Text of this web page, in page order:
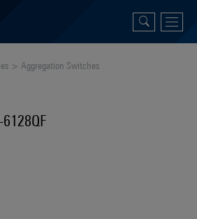
Aggregation Switches